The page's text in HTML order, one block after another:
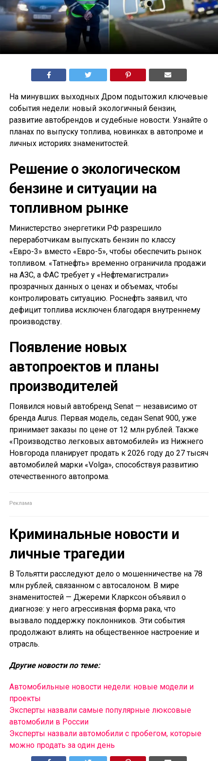
На минувших выходных Дром подытожил ключевые
события недели: новый экологичный бензин,
развитие автобрендов и судебные новости. Узнайте о
планах по выпуску топлива, новинках в автопроме и
личных историях знаменитостей.
Решение о экологическом
бензине и ситуации на
топливном рынке
Министерство энергетики РФ разрешило
переработчикам выпускать бензин по классу
«Евро-3» вместо «Евро-5», чтобы обеспечить рынок
топливом. «Татнефть» временно ограничила продажи
на АЗС, а ФАС требует у «Нефтемагистрали»
прозрачных данных о ценах и объемах, чтобы
контролировать ситуацию. Роснефть заявил, что
дефицит топлива исключен благодаря внутреннему
производству.
Появление новых
автопроектов и планы
производителей
Появился новый автобренд Senat — независимо от
бренда Aurus. Первая модель, седан Senat 900, уже
принимает заказы по цене от 12 млн рублей. Также
«Производство легковых автомобилей» из Нижнего
Новгорода планирует продать к 2026 году до 27 тысяч
автомобилей марки «Volga», способствуя развитию
отечественного автопрома.
Криминальные новости и
личные трагедии
В Тольятти расследуют дело о мошенничестве на 78
млн рублей, связанном с автосалоном. В мире
знаменитостей — Джереми Кларксон объявил о
диагнозе: у него агрессивная форма рака, что
вызвало поддержку поклонников. Эти события
продолжают влиять на общественное настроение и
отрасль.
Другие новости по теме:
Автомобильные новости недели: новые модели и
проекты
Эксперты назвали самые популярные люксовые
автомобили в России
Эксперты назвали автомобили с пробегом, которые
можно продать за один день